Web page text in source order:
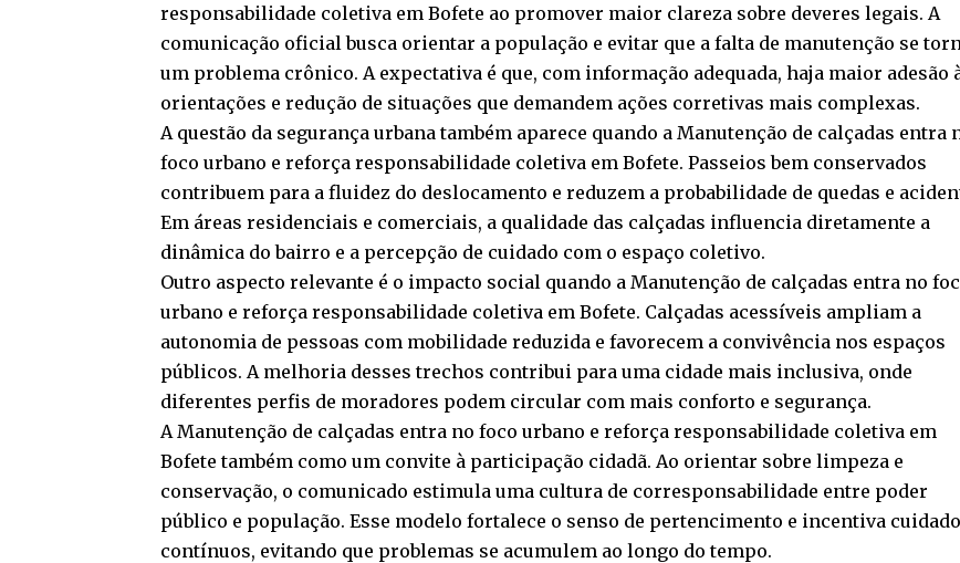
responsabilidade coletiva em Bofete ao promover maior clareza sobre deveres legais. A
comunicação oficial busca orientar a população e evitar que a falta de manutenção se
um problema crônico. A expectativa é que, com informação adequada, haja maior adesão
orientações e redução de situações que demandem ações corretivas mais complexas.
A questão da segurança urbana também aparece quando a Manutenção de calçadas entra
foco urbano e reforça responsabilidade coletiva em Bofete. Passeios bem conservados
contribuem para a fluidez do deslocamento e reduzem a probabilidade de quedas e
Em áreas residenciais e comerciais, a qualidade das calçadas influencia diretamente a
dinâmica do bairro e a percepção de cuidado com o espaço coletivo.
Outro aspecto relevante é o impacto social quando a Manutenção de calçadas entra no
urbano e reforça responsabilidade coletiva em Bofete. Calçadas acessíveis ampliam a
autonomia de pessoas com mobilidade reduzida e favorecem a convivência nos espaços
públicos. A melhoria desses trechos contribui para uma cidade mais inclusiva, onde
diferentes perfis de moradores podem circular com mais conforto e segurança.
A Manutenção de calçadas entra no foco urbano e reforça responsabilidade coletiva em
Bofete também como um convite à participação cidadã. Ao orientar sobre limpeza e
conservação, o comunicado estimula uma cultura de corresponsabilidade entre poder
público e população. Esse modelo fortalece o senso de pertencimento e incentiva
contínuos, evitando que problemas se acumulem ao longo do tempo.